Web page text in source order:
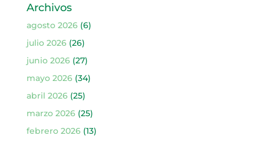
Archivos
agosto 2026(6)
julio 2026(26)
junio 2026(27)
mayo 2026(34)
abril 2026(25)
marzo 2026(25)
febrero 2026(13)